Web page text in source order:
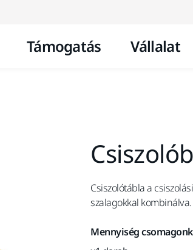
Támogatás Vállalat
Csiszolótábla a
szalagokkal kombinálva.
Mennyiség